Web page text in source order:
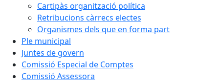
Cartipàs organització política
Retribucions càrrecs electes
Organismes dels que en forma part
Ple municipal
Juntes de govern
Comissió Especial de Comptes
Comissió Assessora